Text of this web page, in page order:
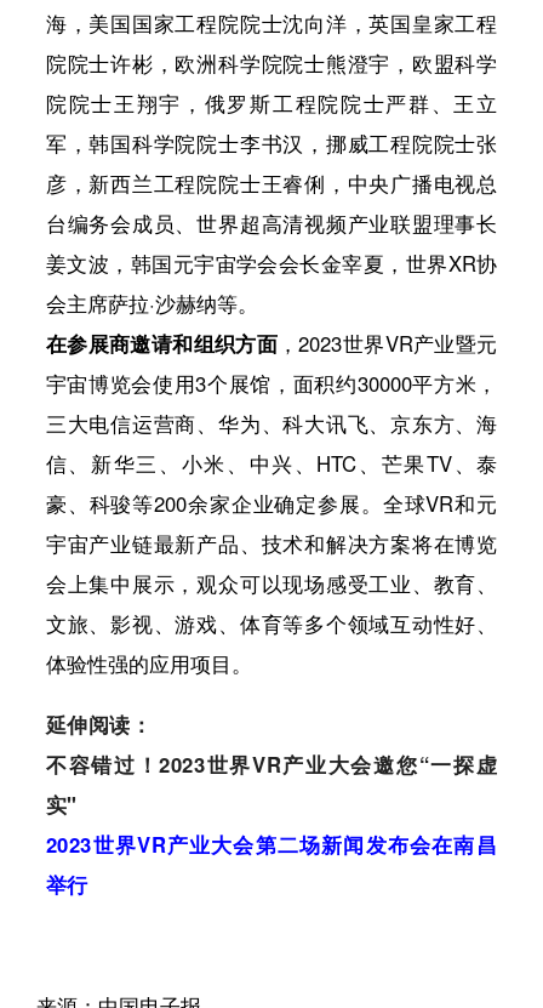
海，美国国家工程院院士沈向洋，英国皇家工程
院院士许彬，欧洲科学院院士熊澄宇，欧盟科学
院院士王翔宇，俄罗斯工程院院士严群、王立
军，韩国科学院院士李书汉，挪威工程院院士张
彦，新西兰工程院院士王睿俐，中央广播电视总
台编务会成员、世界超高清视频产业联盟理事长
姜文波，韩国元宇宙学会会长金宰夏，世界XR协
会主席萨拉·沙赫纳等。
在参展商邀请和组织方面 ，2023世界VR产业暨元
宇宙博览会使用3个展馆，面积约30000平方米，
三大电信运营商、华为、科大讯飞、京东方、海
信、新华三、小米、中兴、HTC、芒果TV、泰
豪、科骏等200余家企业确定参展。全球VR和元
宇宙产业链最新产品、技术和解决方案将在博览
会上集中展示，观众可以现场感受工业、教育、
文旅、影视、游戏、体育等多个领域互动性好、
体验性强的应用项目。
延伸阅读：
不容错过！2023世界VR产业大会邀您“一探虚
实"
2023世界VR产业大会第二场新闻发布会在南昌
举行